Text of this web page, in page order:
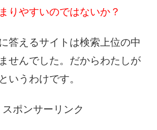
りやすいのではないか？
答えるサイトは検索上位の中
せんでした。だからわたしが
いうわけです。
スポンサーリンク